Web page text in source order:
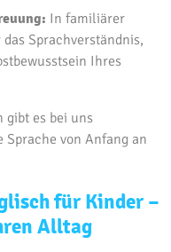
In familiärer
Sprachverständnis,
Ihres
gibt es bei uns
Sprache von Anfang an
für Kinder –
Alltag